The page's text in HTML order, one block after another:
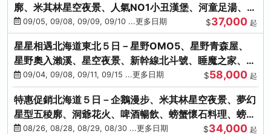
廓、米其林星空夜景、人氣NO1小丑漢堡、河童足湯、奇
幻燈遊步道、璀璨溪谷
09/05, 09/08, 09/09, 09/10 ...更多日期 $37,000 起
星星相遇北海道東北５日－星野OMO5、星野青森屋、
星野奧入瀨溪、星空夜景、新幹線北斗號、睡魔之家、十
和田湖(不進免稅店)
09/04, 09/08, 09/11, 09/15 ...更多日期 $58,000 起
特惠促銷北海道５日－企鵝漫步、米其林星空夜景、夢幻
星型五稜廓、洞爺花火、啤酒暢飲、螃蟹懷石料理、螃蟹
吃到飽
08/26, 08/28, 08/29, 08/30 ...更多日期 $34,000 起